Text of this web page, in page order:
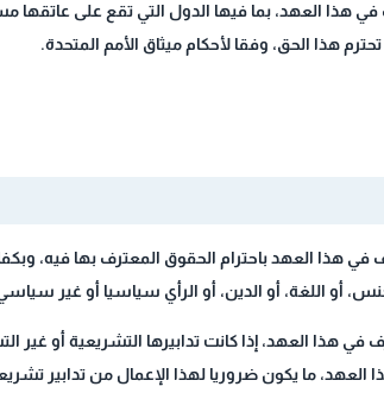
هذا العهد، بما فيها الدول التي تقع على عاتقها
هذا الحق، وفقا لأحكام ميثاق الأمم المتحدة.
هذا العهد باحترام الحقوق المعترف بها فيه،
أو اللغة، أو الدين، أو الرأي سياسيا أو غير
هذا العهد، إذا كانت تدابيرها التشريعية أو غير
العهد، ما يكون ضروريا لهذا الإعمال من تدابير